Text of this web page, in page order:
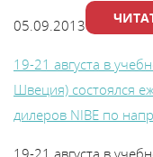
05.09.2013
19-21 августа в
Швеция) состоялся
дилеров NIBE по
19-21 августа в